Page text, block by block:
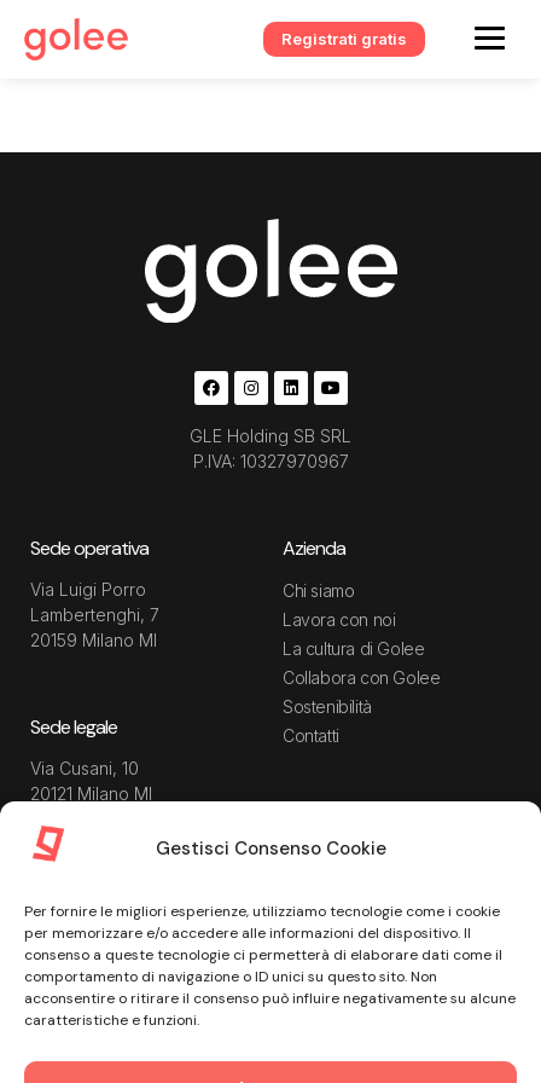
Gestisci Consenso Cookie
Per fornire le migliori esperienze, utilizziamo tecnologie come i cookie
per memorizzare e/o accedere alle informazioni del dispositivo. Il
consenso a queste tecnologie ci permetterà di elaborare dati come il
comportamento di navigazione o ID unici su questo sito. Non
acconsentire o ritirare il consenso può influire negativamente su alcune
caratteristiche e funzioni.
Registrati gratis
GLE Holding SB SRL
P.IVA: 10327970967
Sede operativa
Via Luigi Porro
Lambertenghi, 7
20159 Milano MI
Sede legale
Via Cusani, 10
20121 Milano MI
Azienda
Chi siamo
Lavora con noi
La cultura di Golee
Collabora con Golee
Sostenibilità
Contatti
Guide
Modulistica
Webinar
Centro assistenza
Privacy Policy
Data Processing Agreement
Termini e condizioni di
servizio
Informativa Privacy Recruiting